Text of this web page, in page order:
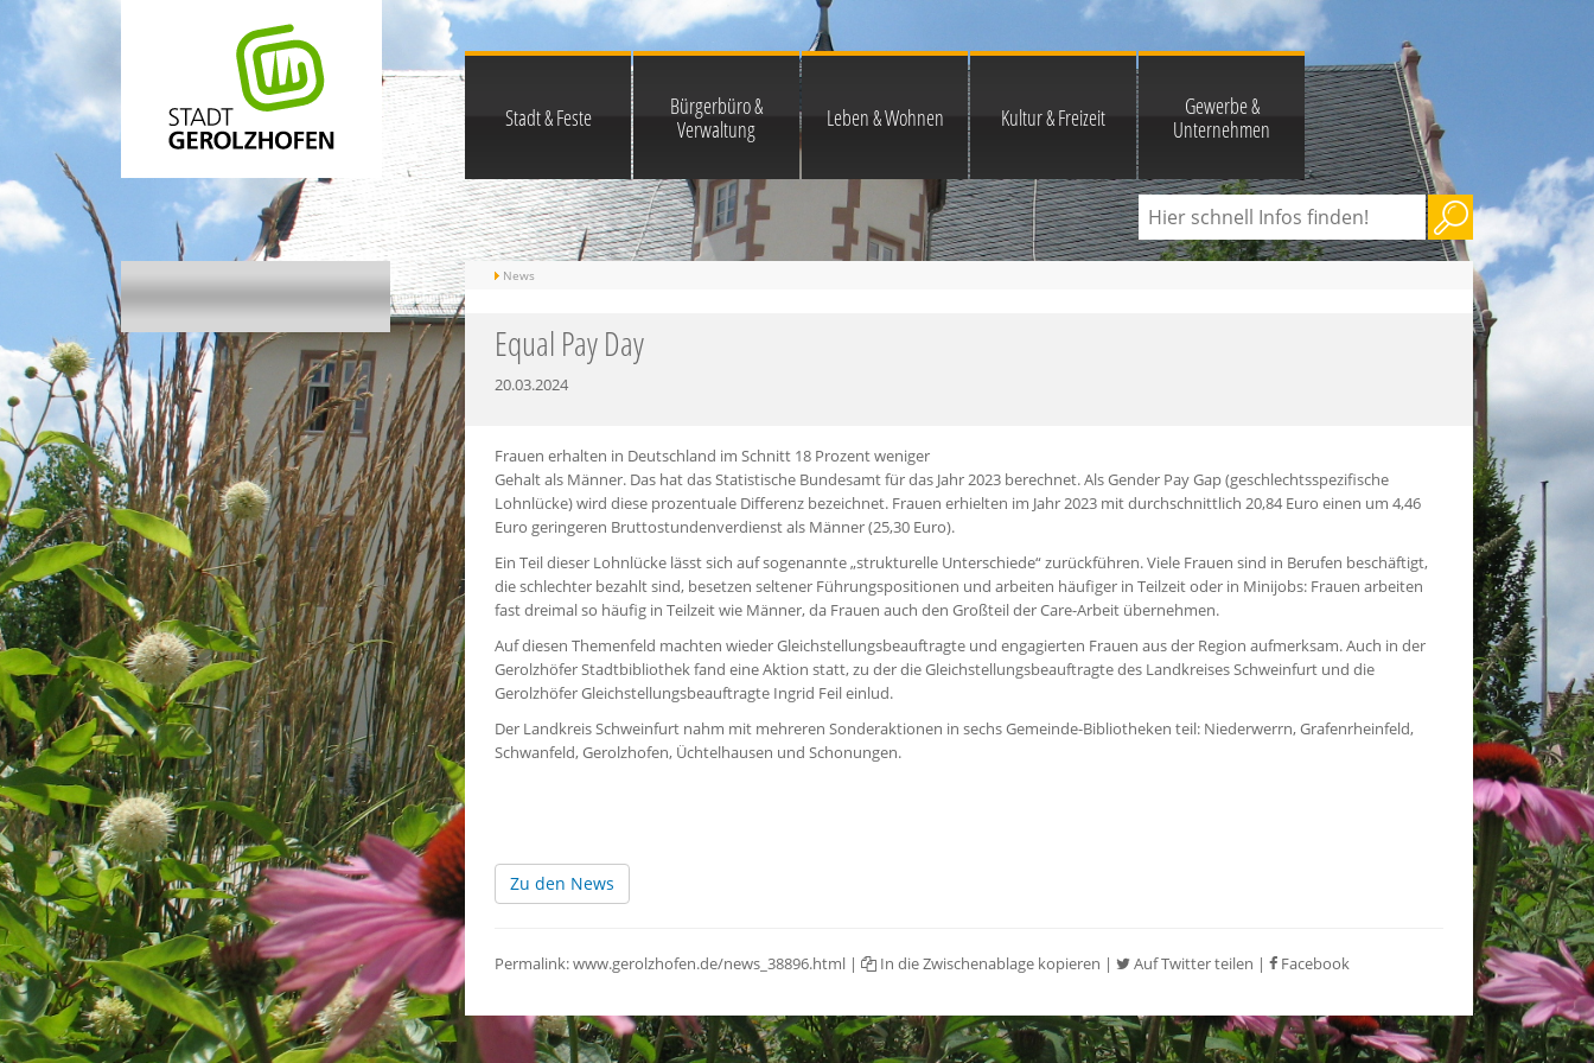
Stadt & Feste
Bürgerbüro &
Verwaltung
Leben & Wohnen Kultur & Freizeit
Gewerbe &
Unternehmen
News
Equal Pay Day
20.03.2024
Frauen erhalten in Deutschland im Schnitt 18 Prozent weniger
Gehalt als Männer. Das hat das Statistische Bundesamt für das Jahr 2023 berechnet. Als Gender Pay Gap (geschlechtsspezifische
Lohnlücke) wird diese prozentuale Differenz bezeichnet. Frauen erhielten im Jahr 2023 mit durchschnittlich 20,84 Euro einen um 4,46
Euro geringeren Bruttostundenverdienst als Männer (25,30 Euro).
Ein Teil dieser Lohnlücke lässt sich auf sogenannte „strukturelle Unterschiede“ zurückführen. Viele Frauen sind in Berufen beschäftigt,
die schlechter bezahlt sind, besetzen seltener Führungspositionen und arbeiten häufiger in Teilzeit oder in Minijobs: Frauen arbeiten
fast dreimal so häufig in Teilzeit wie Männer, da Frauen auch den Großteil der Care-Arbeit übernehmen.
Auf diesen Themenfeld machten wieder Gleichstellungsbeauftragte und engagierten Frauen aus der Region aufmerksam. Auch in der
Gerolzhöfer Stadtbibliothek fand eine Aktion statt, zu der die Gleichstellungsbeauftragte des Landkreises Schweinfurt und die
Gerolzhöfer Gleichstellungsbeauftragte Ingrid Feil einlud.
Der Landkreis Schweinfurt nahm mit mehreren Sonderaktionen in sechs Gemeinde-Bibliotheken teil: Niederwerrn, Grafenrheinfeld,
Schwanfeld, Gerolzhofen, Üchtelhausen und Schonungen.
Zu den News
Permalink:www.gerolzhofen.de/news_38896.html | In die Zwischenablage kopieren | Auf Twitter teilen | Facebook